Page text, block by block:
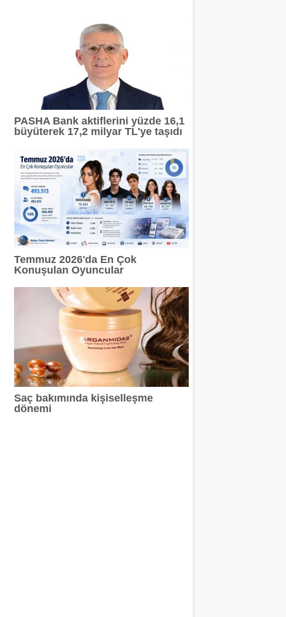
PASHA Bank aktiflerini yüzde 16,1
büyüterek 17,2 milyar TL'ye taşıdı
Temmuz 2026'da En Çok
Konuşulan Oyuncular
Saç bakımında kişiselleşme
dönemi